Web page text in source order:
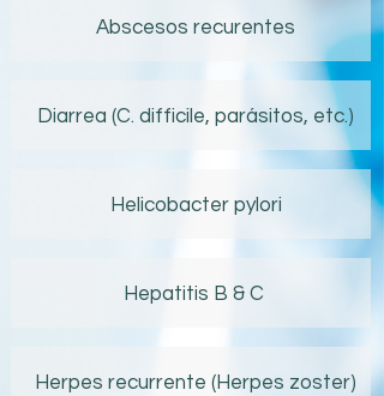
Abscesos recurentes
Diarrea (C. difficile, parásitos, etc.)
Helicobacter pylori
Hepatitis B & C
Herpes recurrente (Herpes zoster)